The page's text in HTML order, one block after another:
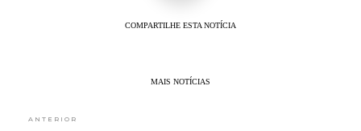
COMPARTILHE ESTA NOTÍCIA
MAIS NOTÍCIAS
ANTERIOR